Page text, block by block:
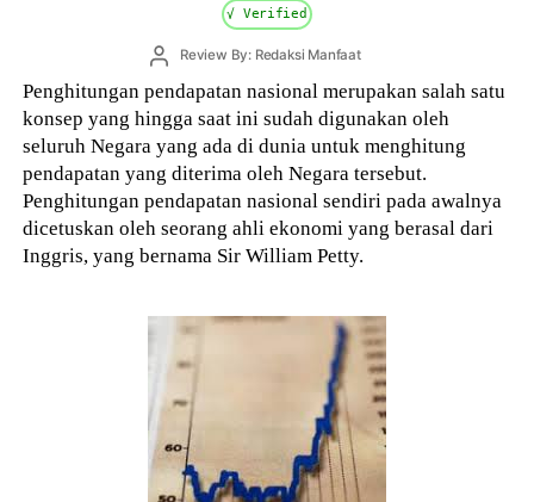
√ Verified
PostReview By: Redaksi Manfaat
Penghitungan pendapatan nasional merupakan salah satu
konsep yang hingga saat ini sudah digunakan oleh
seluruh Negara yang ada di dunia untuk menghitung
pendapatan yang diterima oleh Negara tersebut.
Penghitungan pendapatan nasional sendiri pada awalnya
dicetuskan oleh seorang ahli ekonomi yang berasal dari
Inggris, yang bernama Sir William Petty.